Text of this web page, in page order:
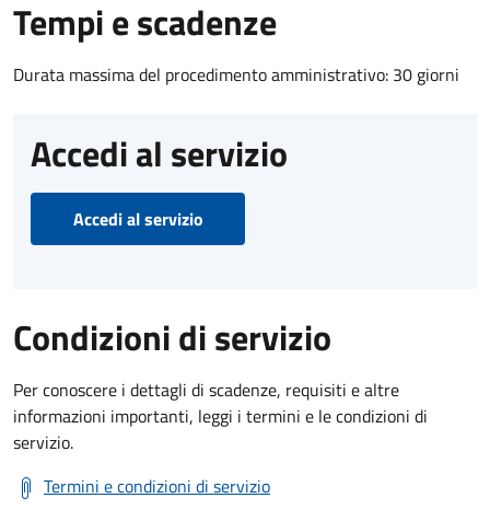
Tempi e scadenze
Durata massima del procedimento amministrativo: 30 giorni
Accedi al servizio
Accedi al servizio
Condizioni di servizio
Per conoscere i dettagli di scadenze, requisiti e altre
informazioni importanti, leggi i termini e le condizioni di
servizio.
Termini e condizioni di servizio